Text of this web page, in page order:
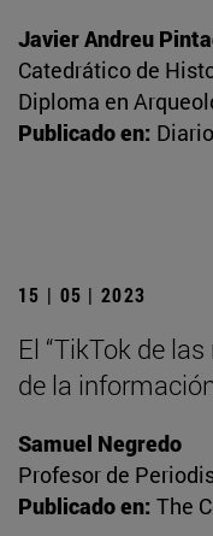
Javier Andreu
Catedrático de
Diploma en
Publicado en:
15 | 05 | 2023
El “TikTok de
de la
Samuel Negredo
Profesor de
Publicado en: The